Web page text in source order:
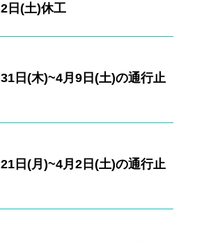
日(土)休工
日(木)~4月9日(土)の通行止
日(月)~4月2日(土)の通行止